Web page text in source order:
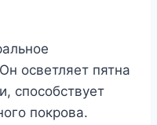
осветляет пятна
способствует
покрова.